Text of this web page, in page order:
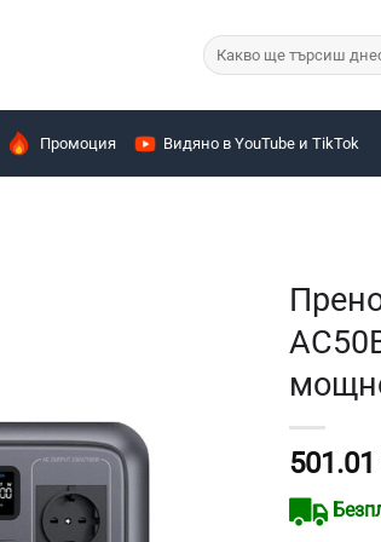
Търсене
за:
Промоция Видяно в YouTube и TikTok
501.01